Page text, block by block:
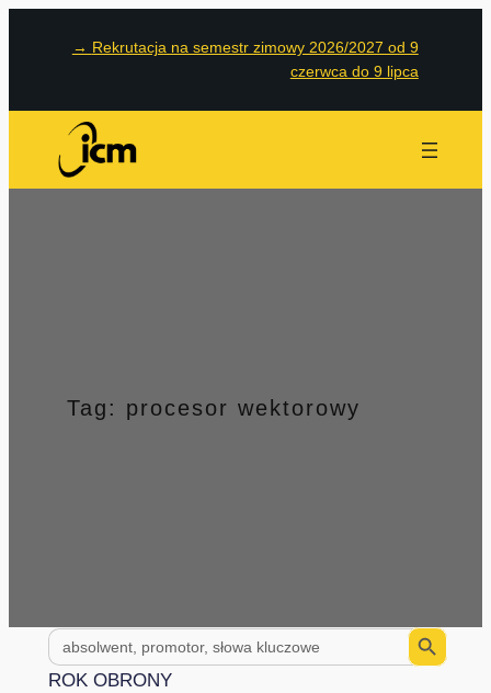
→ Rekrutacja na semestr zimowy 2026/2027 od 9
czerwca do 9 lipca
Tag: procesor wektorowy
Search
for:
Search Button
ROK OBRONY